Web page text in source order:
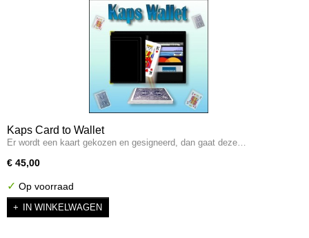
Kaps Card to Wallet
Er wordt een kaart gekozen en gesigneerd, dan gaat deze…
€ 45,00
✓ Op voorraad
IN WINKELWAGEN